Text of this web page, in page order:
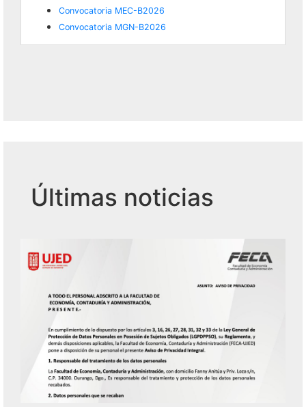
Convocatoria MEC-B2026
Convocatoria MGN-B2026
Últimas noticias